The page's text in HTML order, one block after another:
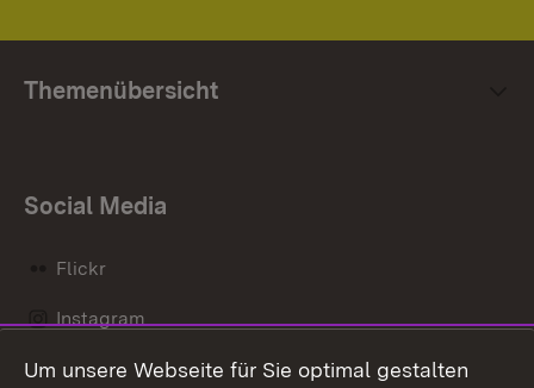
Themenübersicht
Social Media
Flickr
Instagram
Social Wall
Um unsere Webseite für Sie optimal gestalten